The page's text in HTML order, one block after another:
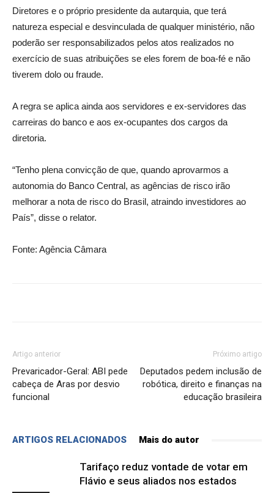
Diretores e o próprio presidente da autarquia, que terá
natureza especial e desvinculada de qualquer ministério, não
poderão ser responsabilizados pelos atos realizados no
exercício de suas atribuições se eles forem de boa-fé e não
tiverem dolo ou fraude.
A regra se aplica ainda aos servidores e ex-servidores das
carreiras do banco e aos ex-ocupantes dos cargos da
diretoria.
“Tenho plena convicção de que, quando aprovarmos a
autonomia do Banco Central, as agências de risco irão
melhorar a nota de risco do Brasil, atraindo investidores ao
País”, disse o relator.
Fonte: Agência Câmara
Artigo anterior
Prevaricador-Geral: ABI pede
cabeça de Aras por desvio
funcional
Próximo artigo
Deputados pedem inclusão de
robótica, direito e finanças na
educação brasileira
ARTIGOS RELACIONADOS Mais do autor
Tarifaço reduz vontade de votar em
Flávio e seus aliados nos estados